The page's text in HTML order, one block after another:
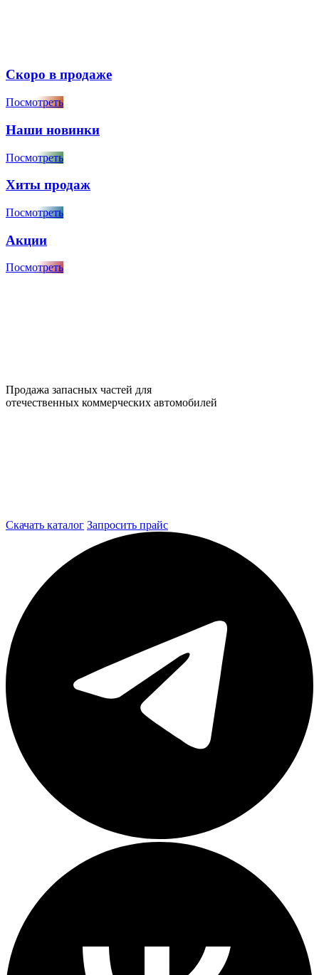
Скоро в продаже
Посмотреть
Наши новинки
Посмотреть
Хиты продаж
Посмотреть
Акции
Посмотреть
Продажа запасных частей для
отечественных коммерческих автомобилей
Скачать каталог Запросить прайс